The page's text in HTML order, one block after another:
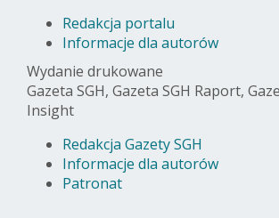
Redakcja portalu
Informacje dla autorów
Wydanie drukowane
Gazeta SGH, Gazeta SGH Raport,
Insight
Redakcja Gazety SGH
Informacje dla autorów
Patronat